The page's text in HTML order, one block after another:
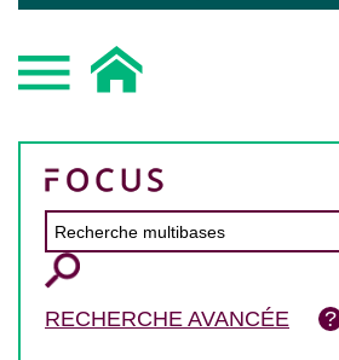
RECHERCHE AVANCÉE